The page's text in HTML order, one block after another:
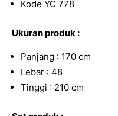
Kode YC 778
Ukuran produk :
Panjang : 170 cm
Lebar : 48
Tinggi : 210 cm